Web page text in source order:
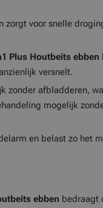
zorgt voor snelle
Plus Houtbeits ebben
versnelt.
zonder afbladderen,
mogelijk
en belast zo het
ebben bedraagt